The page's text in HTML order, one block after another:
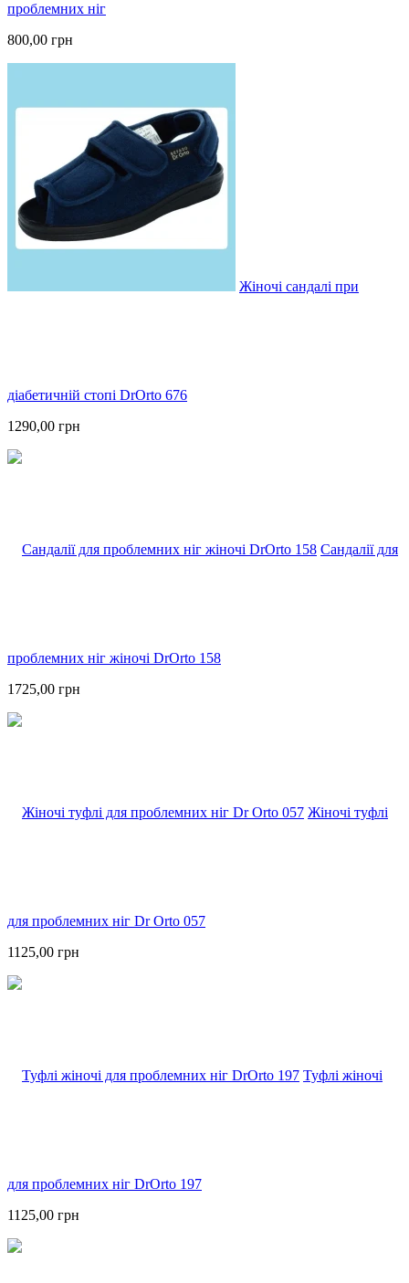
проблемних ніг
800,00 грн
Жіночі сандалі при
діабетичній стопі DrOrto 676
1290,00 грн
Сандалії для
проблемних ніг жіночі DrOrto 158
1725,00 грн
Жіночі туфлі
для проблемних ніг Dr Orto 057
1125,00 грн
Туфлі жіночі
для проблемних ніг DrOrto 197
1125,00 грн